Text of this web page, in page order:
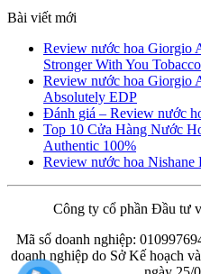
Bài viết mới
Review nước hoa Giorgio
Stronger With You
Review nước hoa Giorgio
Absolutely EDP
Đánh giá – Review nước
Top 10 Cửa Hàng Nước
Authentic 100%
Review nước hoa Nishane
Công ty cổ phần Đầu tư
Mã số doanh nghiệp:
doanh nghiệp do Sở Kế hoạch